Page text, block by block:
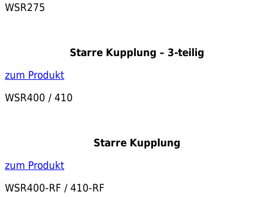
WSR275
Starre Kupplung – 3-teilig
zum Produkt
WSR400 / 410
Starre Kupplung
zum Produkt
WSR400-RF / 410-RF